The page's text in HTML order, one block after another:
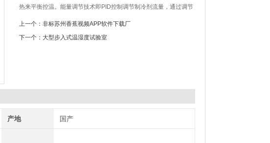
热来平衡控温。能量调节技术即PID控制调节制冷剂流量，通过调节
率，从而精确控制试验室的温度。
上一个： 非标苏州香蕉视频APP软件下载厂
下一个： 大型步入式温湿度试验室
产地 国产